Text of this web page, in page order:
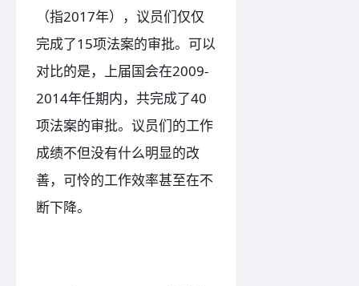
（指2017年），议员们仅仅
完成了15项法案的审批。可以
对比的是，上届国会在2009-
2014年任期内，共完成了40
项法案的审批。议员们的工作
成绩不但没有什么明显的改
善，可怜的工作效率甚至在不
断下降。